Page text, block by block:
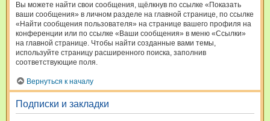
Вы можете найти свои сообщения, щёлкнув по ссылке «Показать
ваши сообщения» в личном разделе на главной странице, по ссылке
«Найти сообщения пользователя» на странице вашего профиля на
конференции или по ссылке «Ваши сообщения» в меню «Ссылки»
на главной странице. Чтобы найти созданные вами темы,
используйте страницу расширенного поиска, заполнив
соответствующие поля.
Вернуться к началу
Подписки и закладки